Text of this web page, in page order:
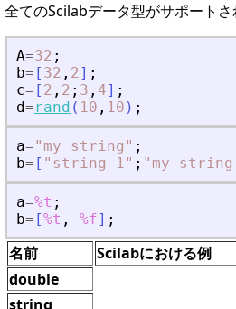
全てのScilabデータ型がサポート
A=32 ;
b= [ 32 , 2] ;
c= [ 2 , 2 ; 3 , 4] ;
d=rand ( 10 , 10 ) ;
a=" my string " ;
b= [ " string 1" ; " my
a=%t ;
b= [%t , %f] ;
名前
Scilabにおける例
double
string